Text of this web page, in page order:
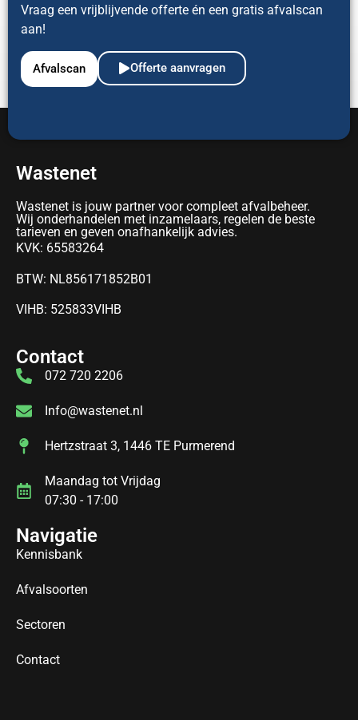
Vraag een vrijblijvende offerte én een gratis afvalscan
aan!
Afvalscan Offerte aanvragen
Wastenet
Wastenet is jouw partner voor compleet afvalbeheer.
Wij onderhandelen met inzamelaars, regelen de beste
tarieven en geven onafhankelijk advies.
KVK: 65583264
BTW: NL856171852B01
VIHB: 525833VIHB
Contact
072 720 2206
Info@wastenet.nl
Hertzstraat 3, 1446 TE Purmerend
Maandag tot Vrijdag
07:30 - 17:00
Navigatie
Kennisbank
Afvalsoorten
Sectoren
Contact